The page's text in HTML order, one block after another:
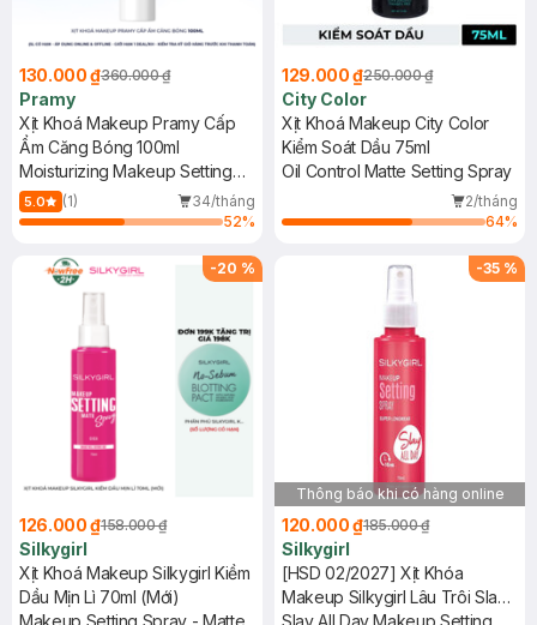
130.000 ₫360.000 ₫
Pramy
Xịt Khoá Makeup Pramy Cấp
Ẩm Căng Bóng 100ml
Moisturizing Makeup Setting
Spray (Dewy Finish)
5.0 (1)
34/tháng
52%
129.000 ₫250.000 ₫
City Color
Xịt Khoá Makeup City Color
Kiểm Soát Dầu 75ml
Oil Control Matte Setting Spray
2/tháng
64%
-20 %
126.000 ₫158.000 ₫
Silkygirl
Xịt Khoá Makeup Silkygirl Kiềm
Dầu Mịn Lì 70ml (Mới)
Makeup Setting Spray - Matte
-35 %
Thông báo khi có hàng online
120.000 ₫185.000 ₫
Silkygirl
[HSD 02/2027] Xịt Khóa
Makeup Silkygirl Lâu Trôi Slay
All Day 70ml
Slay All Day Makeup Setting